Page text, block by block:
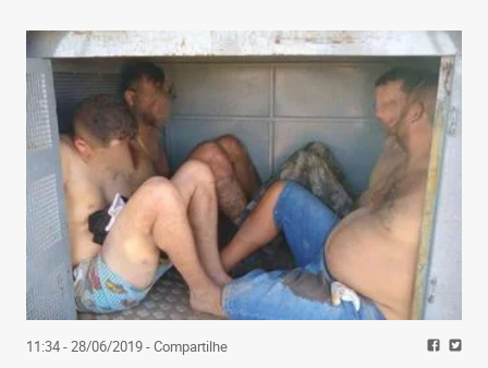
11:34 - 28/06/2019- Compartilhe